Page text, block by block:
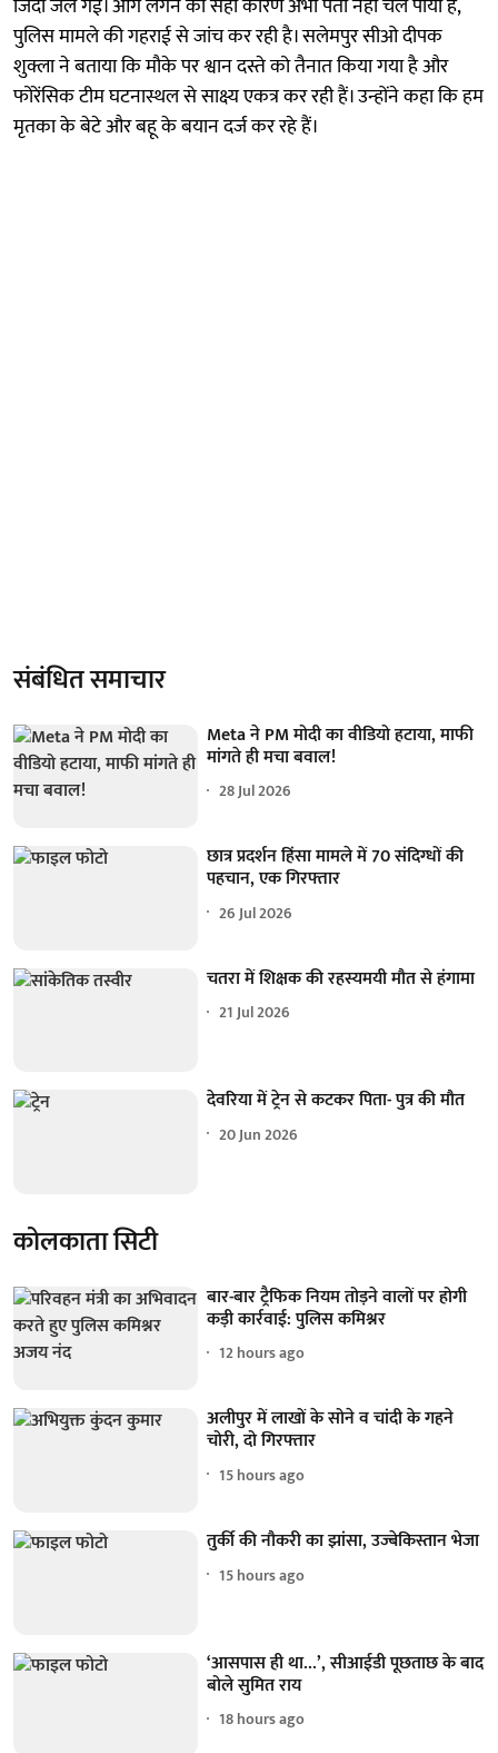
पुलिस मामले की गहराई से जांच कर रही है। सलेमपुर सीओ दीपक
शुक्ला ने बताया कि मौके पर श्वान दस्ते को तैनात किया गया है और
फोरेंसिक टीम घटनास्थल से साक्ष्य एकत्र कर रही हैं। उन्होंने कहा कि हम
मृतका के बेटे और बहू के बयान दर्ज कर रहे हैं।
संबंधित समाचार
Meta ने PM मोदी का वीडियो हटाया, माफी
मांगते ही मचा बवाल!
28 Jul 2026
छात्र प्रदर्शन हिंसा मामले में 70 संदिग्धों की
पहचान, एक गिरफ्तार
26 Jul 2026
चतरा में शिक्षक की रहस्यमयी मौत से हंगामा
21 Jul 2026
देवरिया में ट्रेन से कटकर पिता- पुत्र की मौत
20 Jun 2026
कोलकाता सिटी
बार-बार ट्रैफिक नियम तोड़ने वालों पर होगी
कड़ी कार्रवाई: पुलिस कमिश्नर
12 hours ago
अलीपुर में लाखों के सोने व चांदी के गहने
चोरी, दो गिरफ्तार
15 hours ago
तुर्की की नौकरी का झांसा, उज्बेकिस्तान भेजा
15 hours ago
‘आसपास ही था...’, सीआईडी पूछताछ के बाद
बोले सुमित राय
18 hours ago